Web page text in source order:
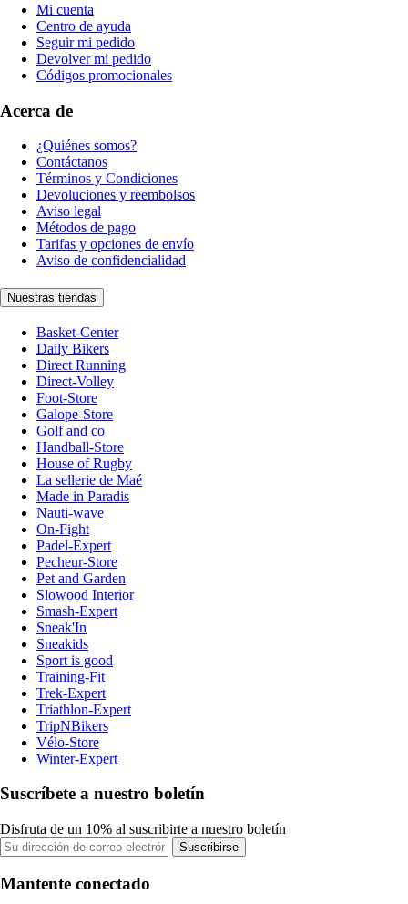
Mi cuenta
Centro de ayuda
Seguir mi pedido
Devolver mi pedido
Códigos promocionales
Acerca de
¿Quiénes somos?
Contáctanos
Términos y Condiciones
Devoluciones y reembolsos
Aviso legal
Métodos de pago
Tarifas y opciones de envío
Aviso de confidencialidad
Nuestras tiendas
Basket-Center
Daily Bikers
Direct Running
Direct-Volley
Foot-Store
Galope-Store
Golf and co
Handball-Store
House of Rugby
La sellerie de Maé
Made in Paradis
Nauti-wave
On-Fight
Padel-Expert
Pecheur-Store
Pet and Garden
Slowood Interior
Smash-Expert
Sneak'In
Sneakids
Sport is good
Training-Fit
Trek-Expert
Triathlon-Expert
TripNBikers
Vélo-Store
Winter-Expert
Suscríbete a nuestro boletín
Disfruta de un 10% al suscribirte a nuestro boletín
Suscribirse
Mantente conectado